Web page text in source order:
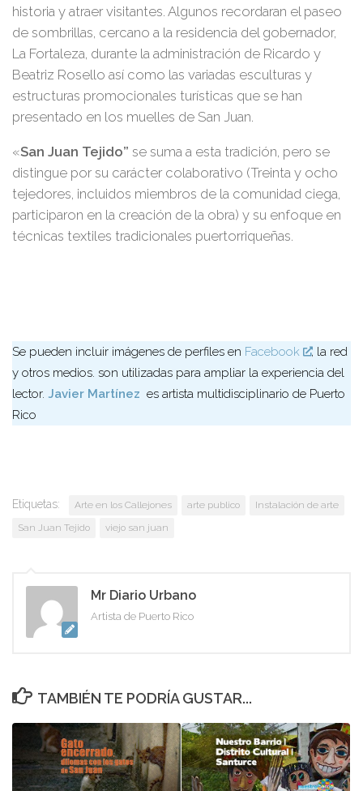
historia y atraer visitantes. Algunos recordaran el paseo
de sombrillas, cercano a la residencia del gobernador,
La Fortaleza, durante la administración de Ricardo y
Beatriz Rosello así como las variadas esculturas y
estructuras promocionales turísticas que se han
presentado en los muelles de San Juan.
«San Juan Tejido” se suma a esta tradición, pero se
distingue por su carácter colaborativo (Treinta y ocho
tejedores, incluidos miembros de la comunidad ciega,
participaron en la creación de la obra) y su enfoque en
técnicas textiles tradicionales puertorriqueñas.
Se pueden incluir imágenes de perfiles en Facebook
, la red
y otros medios. son utilizadas para ampliar la experiencia del
lector. Javier Martínez es artista multidisciplinario de Puerto
Rico
Etiquetas: Arte en los Callejones arte publico
Instalación de arte
San Juan Tejido
viejo san juan
Mr Diario Urbano
Artista de Puerto Rico
TAMBIÉN TE PODRÍA GUSTAR...